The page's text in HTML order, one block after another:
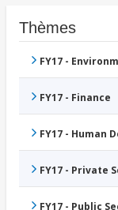
Thèmes
FY17 -
FY17 - Finance
FY17 - Human
FY17 - Private
FY17 - Public